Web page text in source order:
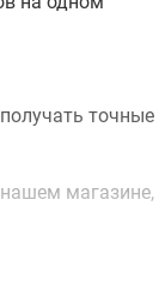
точные
магазине,